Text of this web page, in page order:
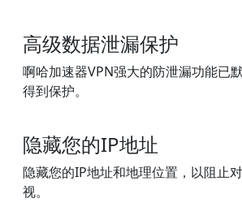
高级数据泄漏保护
啊哈加速器VPN强大的防泄漏功能已
得到保护。
隐藏您的IP地址
隐藏您的IP地址和地理位置，以阻止
视。